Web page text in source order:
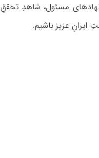
مسئول، شاهدِ تحققِ
عزیز باشیم.